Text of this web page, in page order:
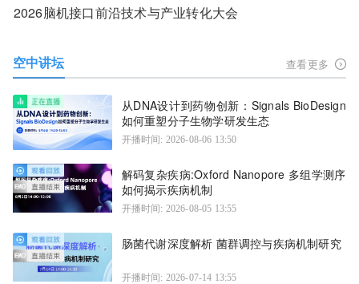
2026脑机接口前沿技术与产业转化大会
空中讲坛 查看更多
从DNA设计到药物创新：Signals BioDesign
如何重塑分子生物学研发生态
开播时间: 2026-08-06 13:50
解码复杂疾病:Oxford Nanopore 多组学测序
如何揭示疾病机制
开播时间: 2026-08-05 13:55
肠菌代谢深度解析 菌群调控与疾病机制研究
开播时间: 2026-07-14 13:55